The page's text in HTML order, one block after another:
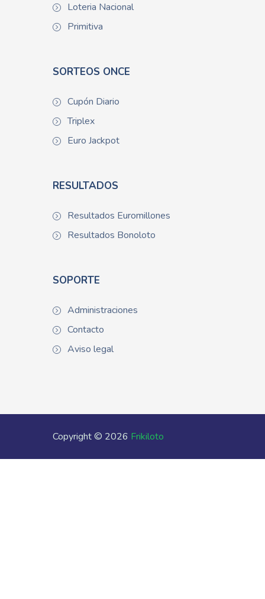
Loteria Nacional
Primitiva
SORTEOS ONCE
Cupón Diario
Triplex
Euro Jackpot
RESULTADOS
Resultados Euromillones
Resultados Bonoloto
SOPORTE
Administraciones
Contacto
Aviso legal
Copyright © 2026 Frikiloto